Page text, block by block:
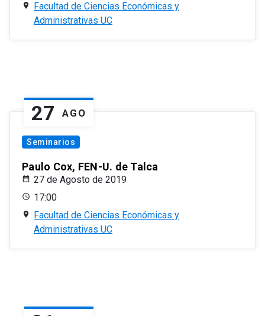
Facultad de Ciencias Económicas y
Administrativas UC
27 AGO
Seminarios
Paulo Cox, FEN-U. de Talca
27 de Agosto de 2019
17:00
Facultad de Ciencias Económicas y
Administrativas UC